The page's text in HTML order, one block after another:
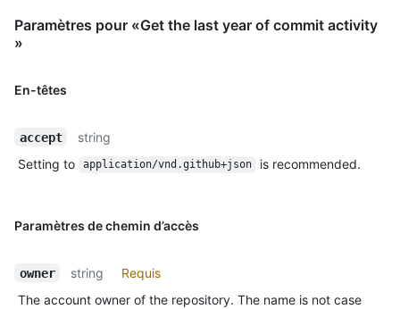
Paramètres pour «Get the last year of commit activity
»
En-têtes
accept
string
Setting to
application/vnd.github+json is recommended.
Paramètres de chemin d’accès
owner string
Requis
The account owner of the repository. The name is not case